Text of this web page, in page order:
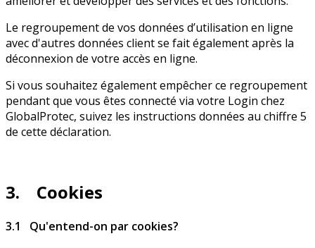
Le regroupement de vos données d’utilisation en ligne
avec d'autres données client se fait également après la
déconnexion de votre accès en ligne.
Si vous souhaitez également empêcher ce regroupement
pendant que vous êtes connecté via votre Login chez
GlobalProtec, suivez les instructions données au chiffre 5
de cette déclaration.
3. Cookies
3.1 Qu'entend-on par cookies?